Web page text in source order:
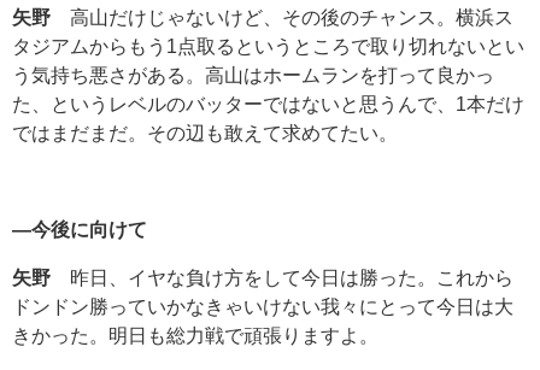
矢野 高山だけじゃないけど、その後のチャンス。横浜ス
タジアムからもう 1 点取るというところで取り切れないとい
う気持ち悪さがある。高山はホームランを打って良かっ
た、というレベルのバッターではないと思うんで、 1 本だけ
ではまだまだ。その辺も敢えて求めてたい。
―今後に向けて
矢野 昨日、イヤな負け方をして今日は勝った。これから
ドンドン勝っていかなきゃいけない我々にとって今日は大
きかった。明日も総力戦で頑張りますよ。